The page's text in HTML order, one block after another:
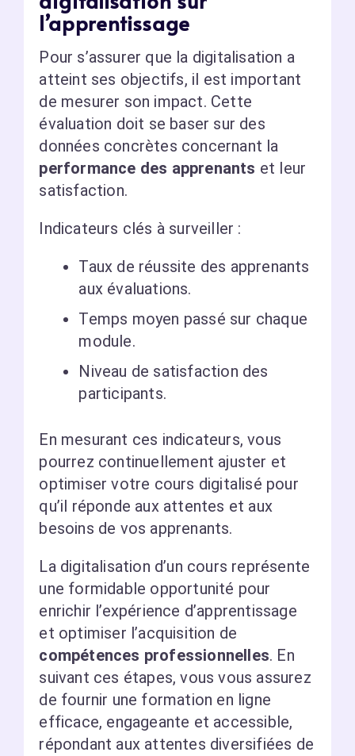
l’apprentissage
Pour s’assurer que la digitalisation a
atteint ses objectifs, il est important
de mesurer son impact. Cette
évaluation doit se baser sur des
données concrètes concernant la
performance des apprenants et leur
satisfaction.
Indicateurs clés à surveiller :
Taux de réussite des apprenants
aux évaluations.
Temps moyen passé sur chaque
module.
Niveau de satisfaction des
participants.
En mesurant ces indicateurs, vous
pourrez continuellement ajuster et
optimiser votre cours digitalisé pour
qu’il réponde aux attentes et aux
besoins de vos apprenants.
La digitalisation d’un cours représente
une formidable opportunité pour
enrichir l’expérience d’apprentissage
et optimiser l’acquisition de
compétences professionnelles. En
suivant ces étapes, vous vous assurez
de fournir une formation en ligne
efficace, engageante et accessible,
répondant aux attentes diversifiées de